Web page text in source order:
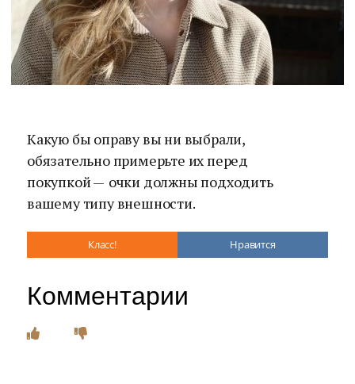
Какую бы оправу вы ни выбрали,
обязательно примерьте их перед
покупкой — очки должны подходить
вашему типу внешности.
Класс! Нравится
Комментарии